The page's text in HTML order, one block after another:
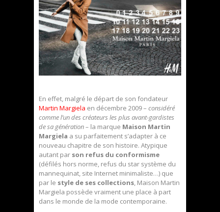
En effet, malgré le départ de son fondateur
Martin Margiela en décembre 2009 – considéré
comme l’un des créateurs les plus avant-gardistes
de sa génération– la marque Maison Martin
Margiela a su parfaitement s’adapter à ce
nouveau chapitre de son histoire. Atypique
autant par son refus du conformisme
(défilés hors norme, refus du star système du
mannequinat, site Internet minimaliste…) que
par le style de ses collections, Maison Martin
Margiela possède vraiment une place à part
dans le monde de la mode contemporaine.